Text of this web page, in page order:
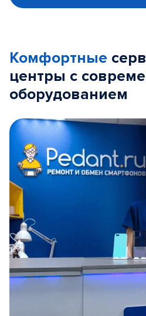
Комфортные
центры с
оборудованием